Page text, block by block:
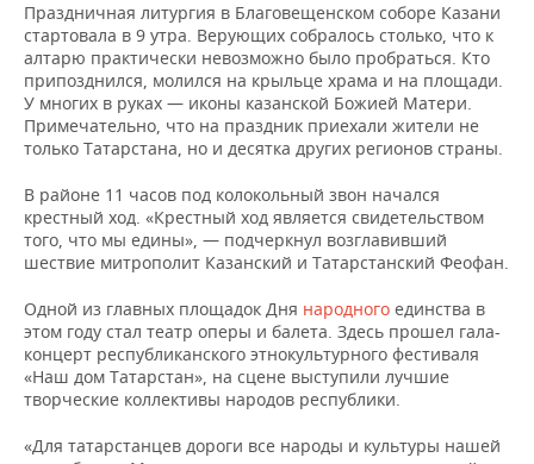
Праздничная литургия в Благовещенском соборе Казани
стартовала в 9 утра. Верующих собралось столько, что к
алтарю практически невозможно было пробраться. Кто
припозднился, молился на крыльце храма и на площади.
У многих в руках — иконы казанской Божией Матери.
Примечательно, что на праздник приехали жители не
только Татарстана, но и десятка других регионов страны.
В районе 11 часов под колокольный звон начался
крестный ход. «Крестный ход является свидетельством
того, что мы едины», — подчеркнул возглавивший
шествие митрополит Казанский и Татарстанский Феофан.
Одной из главных площадок Дня народного единства в
этом году стал театр оперы и балета. Здесь прошел гала-
концерт республиканского этнокультурного фестиваля
«Наш дом Татарстан», на сцене выступили лучшие
творческие коллективы народов республики.
«Для татарстанцев дороги все народы и культуры нашей